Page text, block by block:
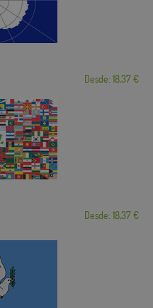
Desde: 18,37 €
Desde: 18,37 €